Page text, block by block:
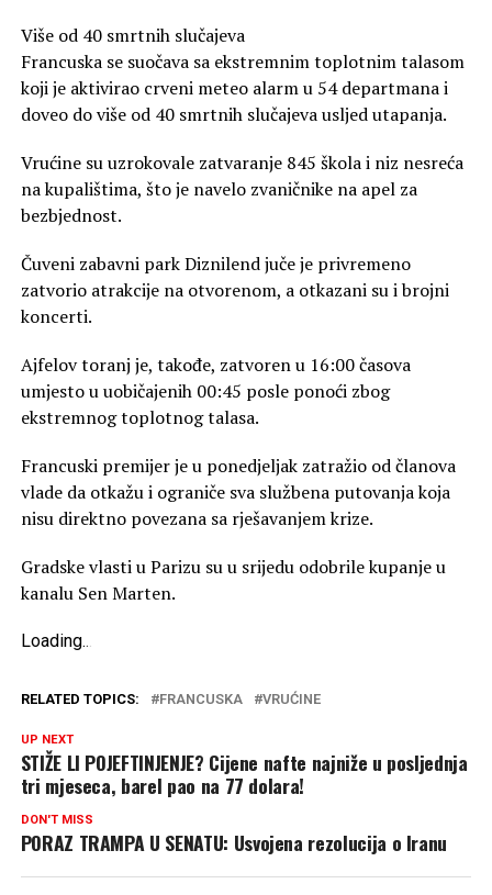
Više od 40 smrtnih slučajeva
Francuska se suočava sa ekstremnim toplotnim talasom
koji je aktivirao crveni meteo alarm u 54 departmana i
doveo do više od 40 smrtnih slučajeva usljed utapanja.
Vrućine su uzrokovale zatvaranje 845 škola i niz nesreća
na kupalištima, što je navelo zvaničnike na apel za
bezbjednost.
Čuveni zabavni park Diznilend juče je privremeno
zatvorio atrakcije na otvorenom, a otkazani su i brojni
koncerti.
Ajfelov toranj je, takođe, zatvoren u 16:00 časova
umjesto u uobičajenih 00:45 posle ponoći zbog
ekstremnog toplotnog talasa.
Francuski premijer je u ponedjeljak zatražio od članova
vlade da otkažu i ograniče sva službena putovanja koja
nisu direktno povezana sa rješavanjem krize.
Gradske vlasti u Parizu su u srijedu odobrile kupanje u
kanalu Sen Marten.
Loading..
RELATED TOPICS: FRANCUSKA VRUĆINE
UP NEXT
STIŽE LI POJEFTINJENJE? Cijene nafte najniže u posljednja
tri mjeseca, barel pao na 77 dolara!
DON'T MISS
PORAZ TRAMPA U SENATU: Usvojena rezolucija o Iranu